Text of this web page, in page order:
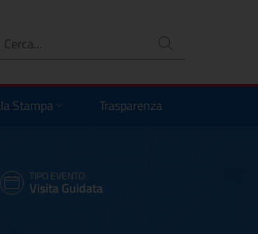
Ricerca
Stampa Trasparenza
TIPO EVENTO:
Visita Guidata